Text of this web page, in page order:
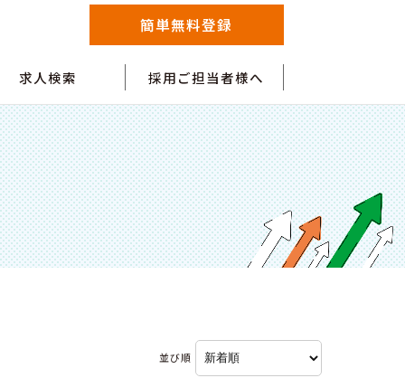
簡単無料登録
求人検索 採用ご担当者様へ
並び順